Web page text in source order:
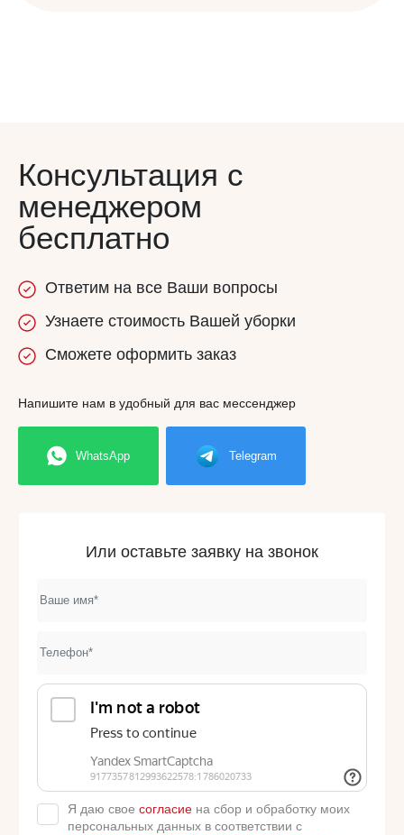
Консультация с
менеджером
бесплатно
Ответим на все Ваши вопросы
Узнаете стоимость Вашей уборки
Сможете оформить заказ
Напишите нам в удобный для вас мессенджер
WhatsApp Telegram
Или оставьте заявку на звонок
Я даю свое согласие на сбор и обработку моих
персональных данных в соответствии с